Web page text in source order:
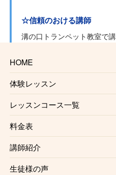
HOME
体験レッスン
レッスンコース一覧
料金表
講師紹介
生徒様の声
☆信頼のおける講師
溝の口トランペット教室で
トランペッターです。正し
スンいたします。
☆自由に選べるレッスン時
月1回からの自由予約制で
要がないのでお仕事で忙しい
仕事帰り、学校帰りに通う
☆初心者にも優しいレッス